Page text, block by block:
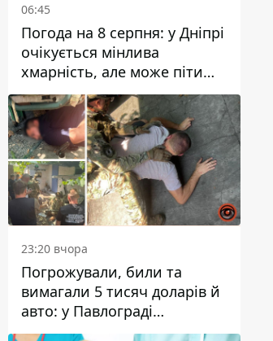
06:45
Погода на 8 серпня: у Дніпрі
очікується мінлива
хмарність, але може піти
дощ
23:20 вчора
Погрожували, били та
вимагали 5 тисяч доларів й
авто: у Павлограді
затримали двох чоловіків